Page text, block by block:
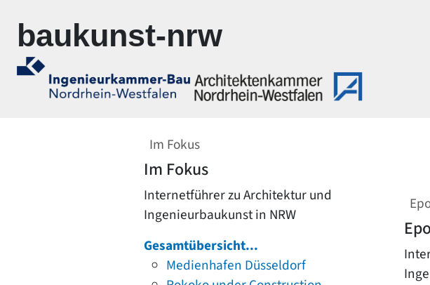
baukunst-nrw
Im Fokus
Im Fokus
Internetführer zu Architektur und
Ingenieurbaukunst in NRW
Gesamtübersicht...
Medienhafen Düsseldorf